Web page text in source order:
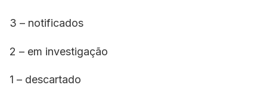
3 – notificados
2 – em investigação
1 – descartado